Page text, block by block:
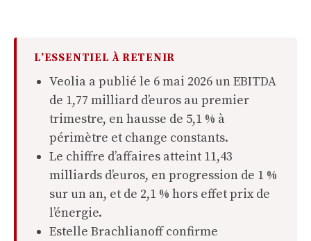
L’ESSENTIEL À RETENIR
Veolia a publié le 6 mai 2026 un EBITDA
de 1,77 milliard d’euros au premier
trimestre, en hausse de 5,1 % à
périmètre et change constants.
Le chiffre d’affaires atteint 11,43
milliards d’euros, en progression de 1 %
sur un an, et de 2,1 % hors effet prix de
l’énergie.
Estelle Brachlianoff confirme